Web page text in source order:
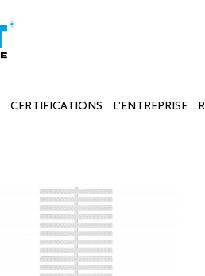
CERTIFICATIONS L’ENTREPRISE